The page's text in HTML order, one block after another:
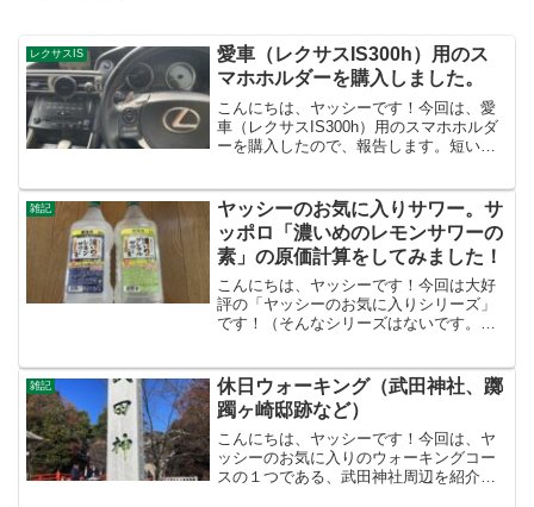
レクサスIS
愛車（レクサスIS300h）用のス
マホホルダーを購入しました。
こんにちは、ヤッシーです！今回は、愛
車（レクサスIS300h）用のスマホホルダ
ーを購入したので、報告します。短いブ
かけ新しいスマホホルダーを購入する前
にも、同じようなス...
雑記
ヤッシーのお気に入りサワー。サ
ッポロ「濃いめのレモンサワーの
素」の原価計算をしてみました！
こんにちは、ヤッシーです！今回は大好
評の「ヤッシーのお気に入りシリーズ」
です！（そんなシリーズはないです。ご
素」と「濃いめのグレフルサワーの素」
です。ヤッシーはこれが大好...
雑記
休日ウォーキング（武田神社、躑
躅ヶ崎邸跡など）
こんにちは、ヤッシーです！今回は、ヤ
ッシーのお気に入りのウォーキングコー
スの１つである、武田神社周辺を紹介し